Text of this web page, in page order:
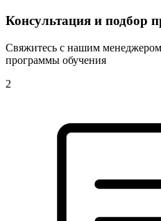
Консультация и подбор
Свяжитесь с нашим
программы обучения
2